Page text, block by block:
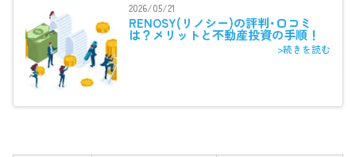
2026/05/21
RENOSY(リノシー)の評判･口コミ
は？メリットと不動産投資の手順！
>続きを読む